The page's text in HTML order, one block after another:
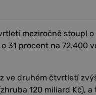
meziročně stoupl o
31 procent na 72.400
ve druhém čtvrtletí
120 miliard Kč),